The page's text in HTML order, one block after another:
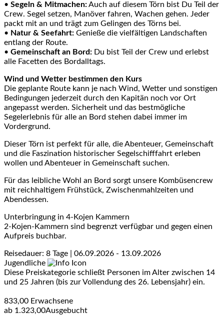
• Segeln & Mitmachen:Auch auf diesem Törn bist Du Teil der
Crew. Segel setzen, Manöver fahren, Wachen gehen. Jeder
packt mit an und trägt zum Gelingen des Törns bei.
• Natur & Seefahrt: Genieße die vielfältigen Landschaften
entlang der Route.
• Gemeinschaft an Bord: Du bist Teil der Crew und erlebst
alle Facetten des Bordalltags.
Wind und Wetter bestimmen den Kurs
Die geplante Route kann je nach Wind, Wetter und sonstigen
Bedingungen jederzeit durch den Kapitän noch vor Ort
angepasst werden. Sicherheit und das bestmögliche
Segelerlebnis für alle an Bord stehen dabei immer im
Vordergrund.
Dieser Törn ist perfekt für alle, die Abenteuer, Gemeinschaft
und die Faszination historischer Segelschifffahrt erleben
wollen und Abenteuer in Gemeinschaft suchen.
Für das leibliche Wohl an Bord sorgt unsere Kombüsencrew
mit reichhaltigem Frühstück, Zwischenmahlzeiten und
Abendessen.
Unterbringung in 4-Kojen Kammern
2-Kojen-Kammern sind begrenzt verfügbar und gegen einen
Aufpreis buchbar.
Reisedauer: 8 Tage | 06.09.2026 - 13.09.2026
Jugendliche
Diese Preiskategorie schließt Personen im Alter zwischen 14
und 25 Jahren (bis zur Vollendung des 26. Lebensjahr) ein.
833,00 Erwachsene
ab 1.323,00Ausgebucht